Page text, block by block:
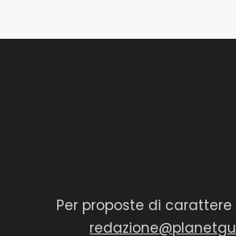
Per proposte di